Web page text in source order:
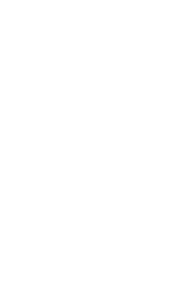
trong lãnh vực